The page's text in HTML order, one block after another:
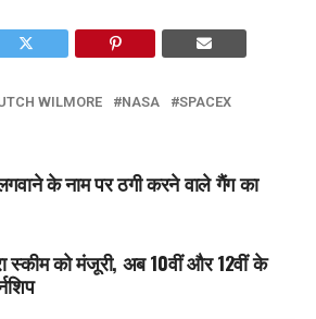
WILMORE NASA
SPACEX
के नाम पर ठगी करने वाले गैंग का
स्कीम को मंजूरी, अब 10वीं और 12वीं के